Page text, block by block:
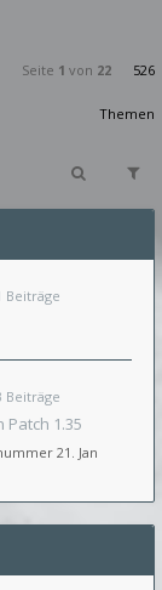
Seite 1 von 22 526
Themen
Beiträge
Beiträge
1.35
21. Jan